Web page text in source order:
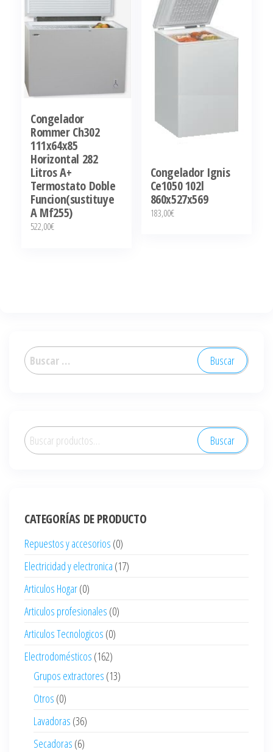
Congelador
Rommer Ch302
111x64x85
Horizontal 282
Litros A+
Termostato Doble
Funcion(sustituye
A Mf255)
522,00€
Congelador Ignis
Ce1050 102l
860x527x569
183,00€
Buscar:
Buscar
por:
Buscar
CATEGORÍAS DE PRODUCTO
Repuestos y accesorios (0)
Electricidad y electronica (17)
Articulos Hogar(0)
Articulos profesionales (0)
Articulos Tecnologicos (0)
Electrodomésticos (162)
Grupos extractores (13)
Otros (0)
Lavadoras (36)
Secadoras (6)